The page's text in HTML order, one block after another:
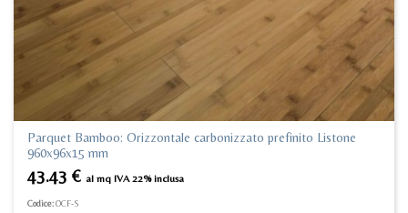
Parquet Bamboo: Orizzontale carbonizzato prefinito Listone
960x96x15 mm
43.43 € al mq IVA 22% inclusa
Codice:OCF-S